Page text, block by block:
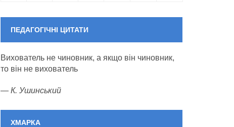
ПЕДАГОГІЧНІ ЦИТАТИ
Вихователь не чиновник, а якщо він чиновник,
то він не вихователь
— К. Ушинський
ХМАРКА